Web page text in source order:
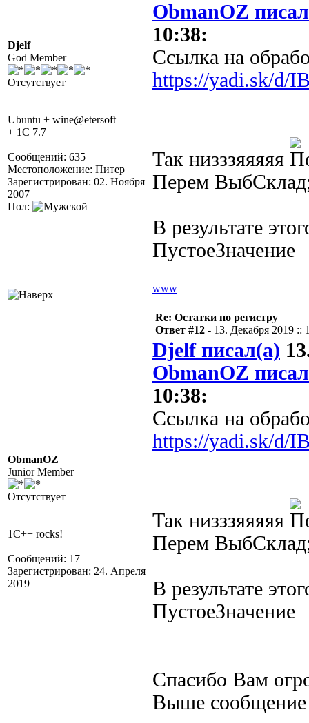
Djelf
God Member
Отсутствует
Ubuntu + wine@etersoft
+ 1C 7.7
Сообщений: 635
Местоположение: Питер
Зарегистрирован: 02. Ноября
2007
Пол:
ObmanOZ
10:38:
Ссылка на
https://yadi.sk/d/
Так низззяяяяя
Перем
В результате
ПустоеЗначение
www
ObmanOZ
Junior Member
Отсутствует
1C++ rocks!
Сообщений: 17
Зарегистрирован: 24. Апреля
2019
Re: Остатки по регистру
Ответ #12 - 13. Декабря 2019 ::
Djelf писал(а)
ObmanOZ
10:38:
Ссылка на
https://yadi.sk/d/
Так низззяяяяя
Перем
В результате
ПустоеЗначение
Спасибо Вам
Выше сообщение